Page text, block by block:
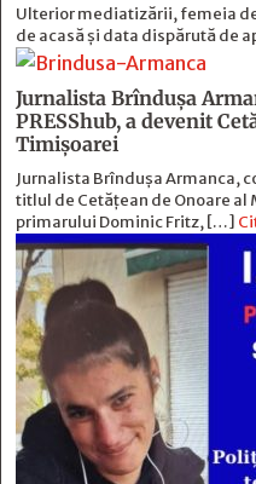
Ulterior mediatizării, femeia
de acasă și data dispărută de
Jurnalista Brîndușa
PRESShub, a devenit
Timișoarei
Jurnalista Brîndușa Armanca,
titlul de Cetățean de Onoare
primarului Dominic Fritz, […]